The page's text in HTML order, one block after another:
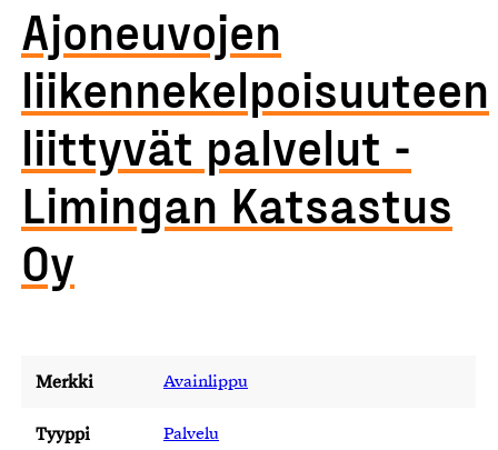
Ajoneuvojen
liikennekelpoisuuteen
liittyvät palvelut -
Limingan Katsastus
Oy
Merkki Avainlippu
Tyyppi Palvelu